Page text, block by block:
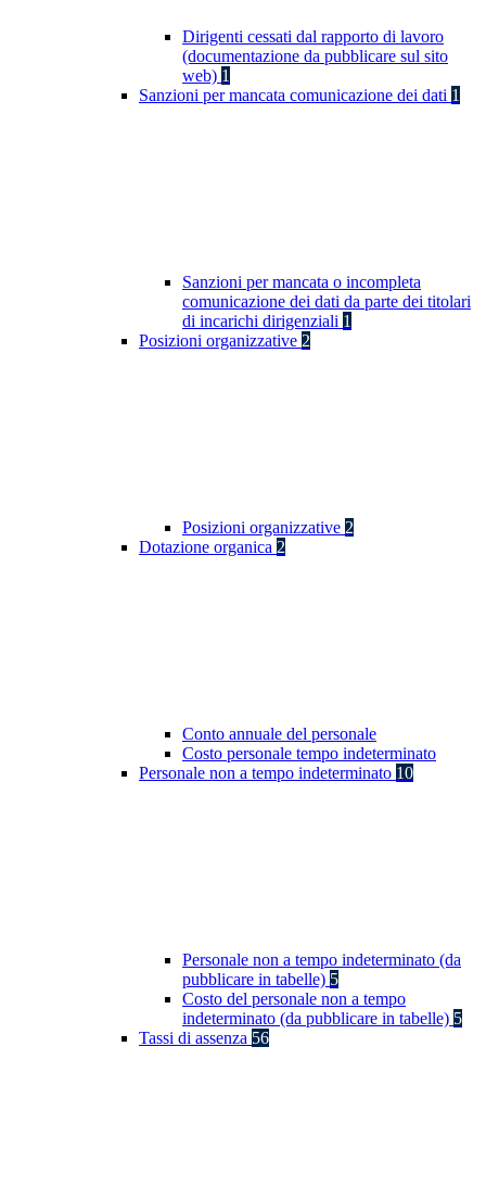
Dirigenti cessati dal rapporto di lavoro
(documentazione da pubblicare sul sito
web) 1
Sanzioni per mancata comunicazione dei dati 1
Sanzioni per mancata o incompleta
comunicazione dei dati da parte dei titolari
di incarichi dirigenziali 1
Posizioni organizzative 2
Posizioni organizzative 2
Dotazione organica 2
Conto annuale del personale
Costo personale tempo indeterminato
Personale non a tempo indeterminato 10
Personale non a tempo indeterminato (da
pubblicare in tabelle) 5
Costo del personale non a tempo
indeterminato (da pubblicare in tabelle) 5
Tassi di assenza 56